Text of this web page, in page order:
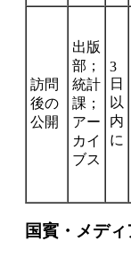
訪問
後の
公開
出版
部；
統計
課；
アー
カイ
ブス
3
日
以
内
に
国賓・メデ